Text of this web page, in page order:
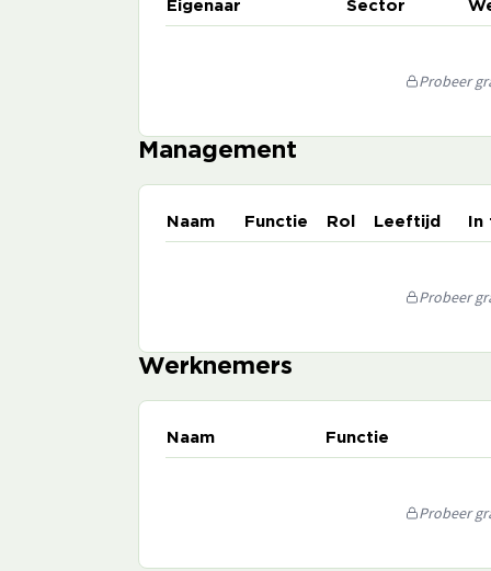
Eigenaar Sector
Probeer
Management
Naam Functie Rol Leeftijd
Probeer
Werknemers
Naam Functie
Probeer